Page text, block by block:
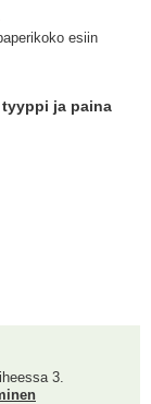
esiin
ja paina
3.